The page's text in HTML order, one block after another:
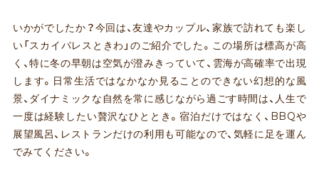
いかがでしたか？今回は、友達やカップル、家族で訪れても楽し
い「スカイパレスときわ」のご紹介でした。この場所は標高が高
く、特に冬の早朝は空気が澄みきっていて、雲海が高確率で出現
します。日常生活ではなかなか見ることのできない幻想的な風
景、ダイナミックな自然を常に感じながら過ごす時間は、人生で
一度は経験したい贅沢なひととき。宿泊だけではなく、BBQや
展望風呂、レストランだけの利用も可能なので、気軽に足を運ん
でみてください。